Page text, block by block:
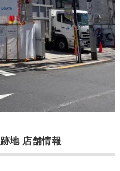
地 店舗情報